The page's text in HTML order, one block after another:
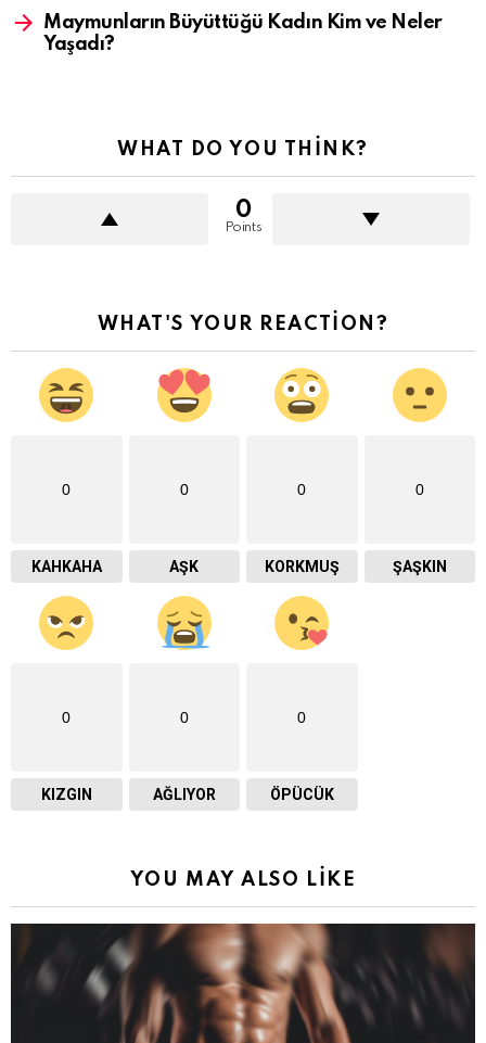
Maymunların Büyüttüğü Kadın Kim ve Neler
Yaşadı?
WHAT DO YOU THINK?
0
Points
WHAT'S YOUR REACTION?
0
KAHKAHA
0
AŞK
0
KORKMUŞ
0
ŞAŞKIN
0
KIZGIN
0
AĞLIYOR
0
ÖPÜCÜK
YOU MAY ALSO LIKE